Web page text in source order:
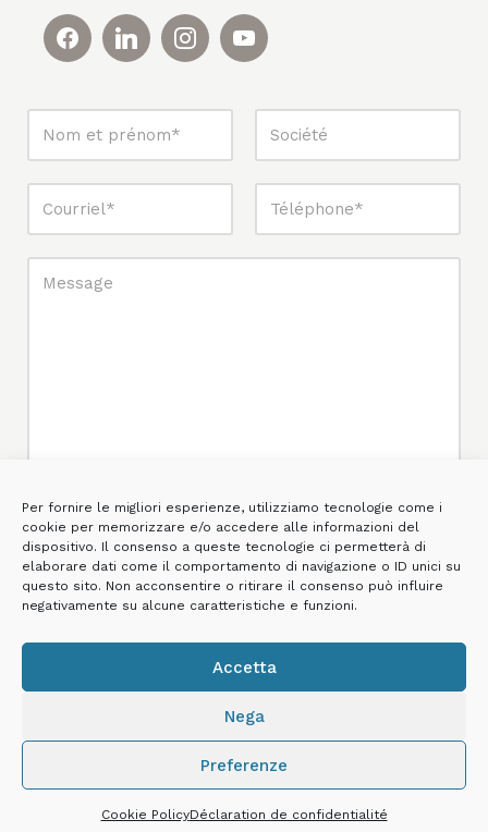
Per fornire le migliori esperienze, utilizziamo tecnologie come i
cookie per memorizzare e/o accedere alle informazioni del
dispositivo. Il consenso a queste tecnologie ci permetterà di
elaborare dati come il comportamento di navigazione o ID unici su
questo sito. Non acconsentire o ritirare il consenso può influire
negativamente su alcune caratteristiche e funzioni.
Accetta
Nega
Preferenze
Cookie PolicyDéclaration de confidentialité
*Je déclare avoir lu laPolitique de confidentialité et consentir au
traitement de mes données personnelles aux fins de la fourniture
du service.
politique de confidentialité